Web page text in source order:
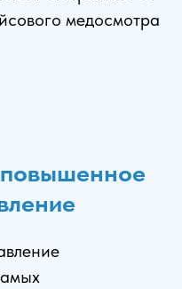
медосмотра